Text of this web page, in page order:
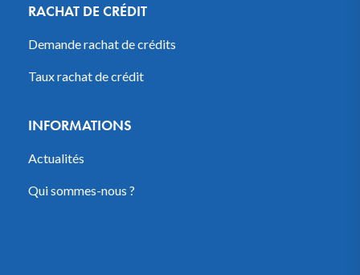
RACHAT DE CRÉDIT
Demande rachat de crédits
Taux rachat de crédit
INFORMATIONS
Actualités
Qui sommes-nous ?